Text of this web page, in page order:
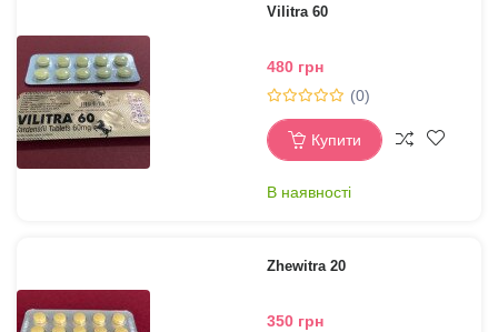
Vilitra 60
480 грн
(0)
Купити
В наявності
Zhewitra 20
350 грн